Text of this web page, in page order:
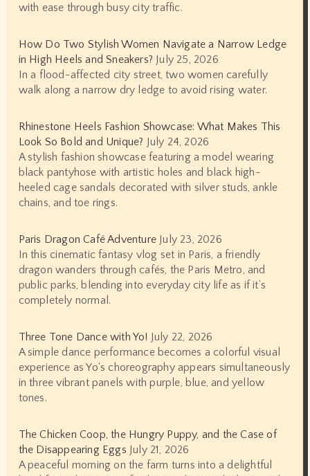
with ease through busy city traffic.
How Do Two Stylish Women Navigate a Narrow Ledge
in High Heels and Sneakers? July 25, 2026
In a flood-affected city street, two women carefully
walk along a narrow dry ledge to avoid rising water.
Rhinestone Heels Fashion Showcase: What Makes This
Look So Bold and Unique? July 24, 2026
A stylish fashion showcase featuring a model wearing
black pantyhose with artistic holes and black high-
heeled cage sandals decorated with silver studs, ankle
chains, and toe rings.
Paris Dragon Café Adventure July 23, 2026
In this cinematic fantasy vlog set in Paris, a friendly
dragon wanders through cafés, the Paris Metro, and
public parks, blending into everyday city life as if it’s
completely normal.
Three Tone Dance with Yo! July 22, 2026
A simple dance performance becomes a colorful visual
experience as Yo's choreography appears simultaneously
in three vibrant panels with purple, blue, and yellow
tones.
The Chicken Coop, the Hungry Puppy, and the Case of
the Disappearing Eggs July 21, 2026
A peaceful morning on the farm turns into a delightful